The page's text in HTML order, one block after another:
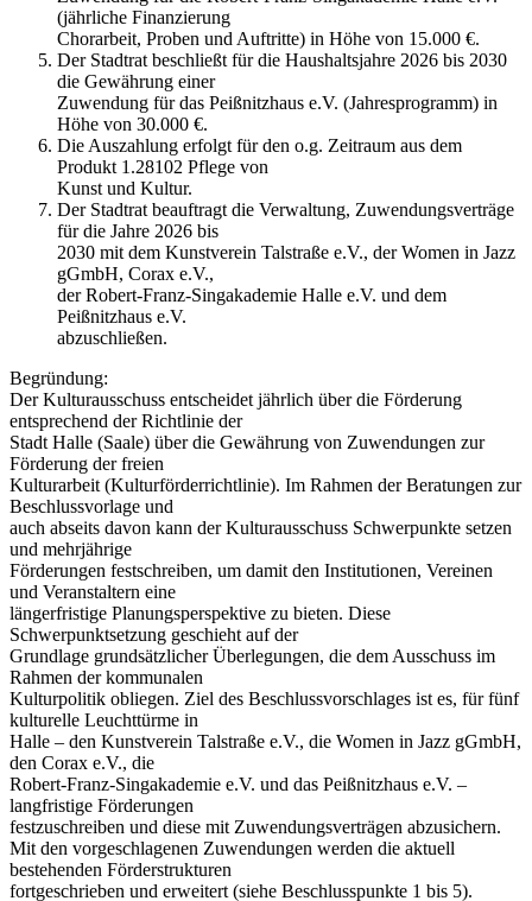
(jährliche Finanzierung
Chorarbeit, Proben und Auftritte) in Höhe von 15.000 €.
Der Stadtrat beschließt für die Haushaltsjahre 2026 bis 2030
die Gewährung einer
Zuwendung für das Peißnitzhaus e.V. (Jahresprogramm) in
Höhe von 30.000 €.
Die Auszahlung erfolgt für den o.g. Zeitraum aus dem
Produkt 1.28102 Pflege von
Kunst und Kultur.
Der Stadtrat beauftragt die Verwaltung, Zuwendungsverträge
für die Jahre 2026 bis
2030 mit dem Kunstverein Talstraße e.V., der Women in Jazz
gGmbH, Corax e.V.,
der Robert-Franz-Singakademie Halle e.V. und dem
Peißnitzhaus e.V.
abzuschließen.
Begründung:
Der Kulturausschuss entscheidet jährlich über die Förderung
entsprechend der Richtlinie der
Stadt Halle (Saale) über die Gewährung von Zuwendungen zur
Förderung der freien
Kulturarbeit (Kulturförderrichtlinie). Im Rahmen der Beratungen zur
Beschlussvorlage und
auch abseits davon kann der Kulturausschuss Schwerpunkte setzen
und mehrjährige
Förderungen festschreiben, um damit den Institutionen, Vereinen
und Veranstaltern eine
längerfristige Planungsperspektive zu bieten. Diese
Schwerpunktsetzung geschieht auf der
Grundlage grundsätzlicher Überlegungen, die dem Ausschuss im
Rahmen der kommunalen
Kulturpolitik obliegen. Ziel des Beschlussvorschlages ist es, für fünf
kulturelle Leuchttürme in
Halle – den Kunstverein Talstraße e.V., die Women in Jazz gGmbH,
den Corax e.V., die
Robert-Franz-Singakademie e.V. und das Peißnitzhaus e.V. –
langfristige Förderungen
festzuschreiben und diese mit Zuwendungsverträgen abzusichern.
Mit den vorgeschlagenen Zuwendungen werden die aktuell
bestehenden Förderstrukturen
fortgeschrieben und erweitert (siehe Beschlusspunkte 1 bis 5).